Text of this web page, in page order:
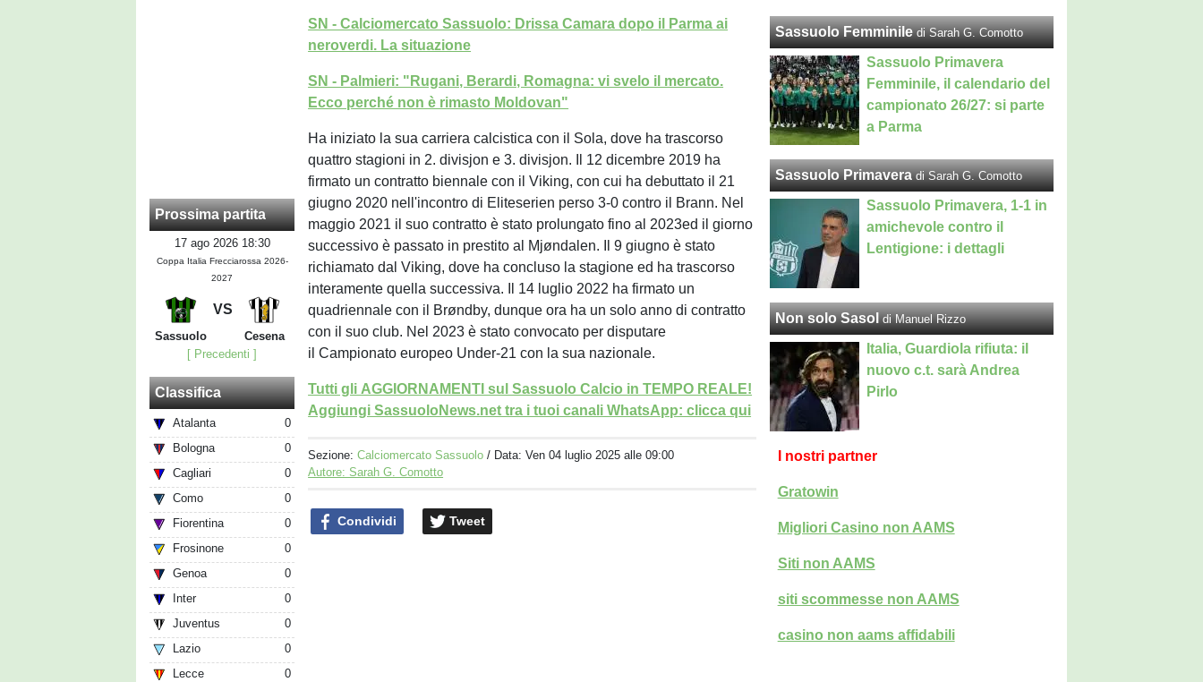
Prossima partita
17 ago 2026 18:30
Coppa Italia Frecciarossa 2026-
2027
VS
Sassuolo
Cesena
[ Precedenti ]
Classifica
Atalanta
0
Bologna
0
Cagliari
0
Como
0
Fiorentina
0
Frosinone
0
Genoa
0
Inter
0
Juventus
0
Lazio
0
Lecce
0
SN - Calciomercato Sassuolo: Drissa Camara dopo il Parma ai
neroverdi. La situazione
SN - Palmieri: "Rugani, Berardi, Romagna: vi svelo il mercato.
Ecco perché non è rimasto Moldovan"
Ha iniziato la sua carriera calcistica con il Sola, dove ha trascorso
quattro stagioni in 2. divisjon e 3. divisjon. Il 12 dicembre 2019 ha
firmato un contratto biennale con il Viking, con cui ha debuttato il 21
giugno 2020 nell'incontro di Eliteserien perso 3-0 contro il Brann. Nel
maggio 2021 il suo contratto è stato prolungato fino al 2023ed il giorno
successivo è passato in prestito al Mjøndalen. Il 9 giugno è stato
richiamato dal Viking, dove ha concluso la stagione ed ha trascorso
interamente quella successiva. Il 14 luglio 2022 ha firmato un
quadriennale con il Brøndby, dunque ora ha un solo anno di contratto
con il suo club. Nel 2023 è stato convocato per disputare
il Campionato europeo Under-21 con la sua nazionale.
Tutti gli AGGIORNAMENTI sul Sassuolo Calcio in TEMPO REALE!
Aggiungi SassuoloNews.net tra i tuoi canali WhatsApp: clicca qui
Sezione:Calciomercato Sassuolo / Data:Ven 04 luglio 2025 alle 09:00
Autore: Sarah G. Comotto
Condividi Tweet
Sassuolo Femminile di Sarah G. Comotto
Sassuolo Primavera
Femminile, il calendario del
campionato 26/27: si parte
a Parma
Sassuolo Primavera di Sarah G. Comotto
Sassuolo Primavera, 1-1 in
amichevole contro il
Lentigione: i dettagli
Non solo Sasol di Manuel Rizzo
Italia, Guardiola rifiuta: il
nuovo c.t. sarà Andrea
Pirlo
I nostri partner
Gratowin
Migliori Casino non AAMS
Siti non AAMS
siti scommesse non AAMS
casino non aams affidabili